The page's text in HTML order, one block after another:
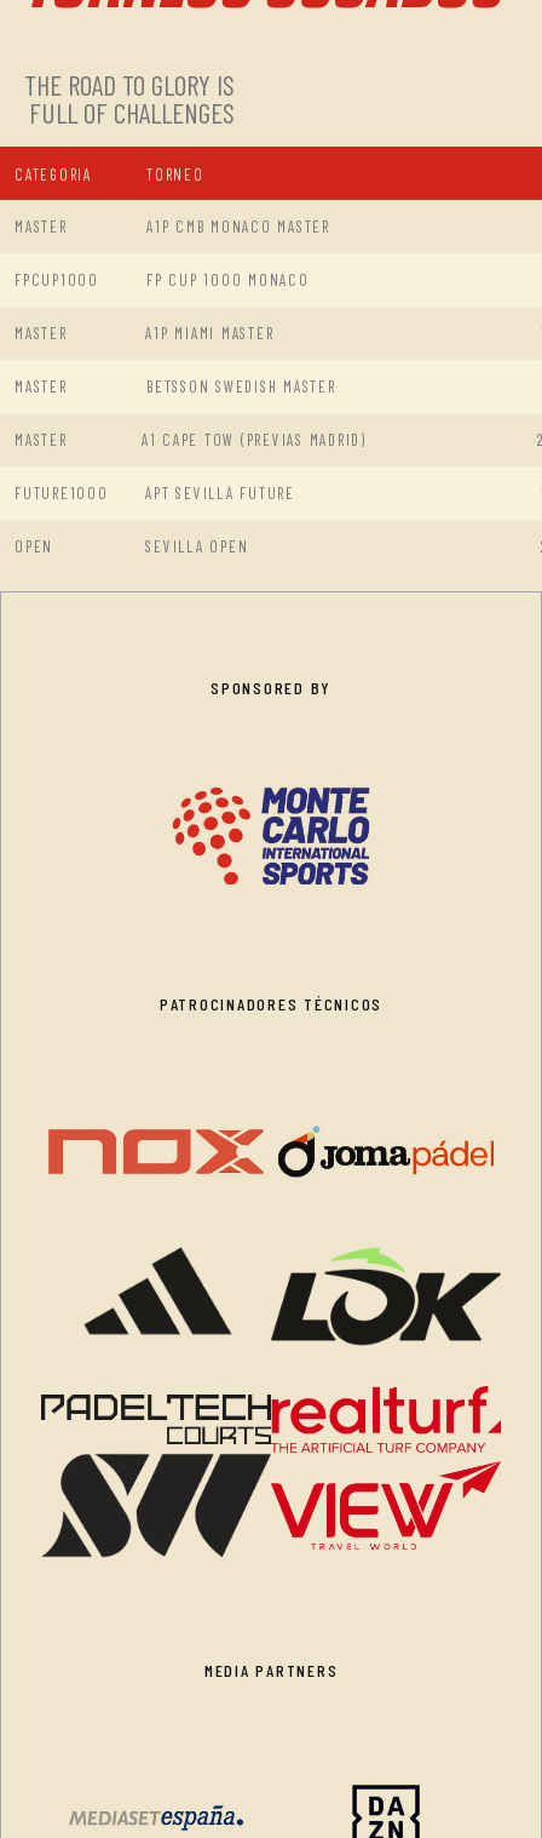
THE ROAD TO GLORY IS
FULL OF CHALLENGES
CATEGORIA TORNEO
MASTER A1P CMB MONACO MASTER
FPCUP1000 FP CUP 1000 MONACO
MASTER A1P MIAMI MASTER
MASTER BETSSON SWEDISH MASTER
MASTER A1 CAPE TOW (PREVIAS MADRID)
FUTURE1000 APT SEVILLA FUTURE
OPEN SEVILLA OPEN
SPONSORED BY
PATROCINADORES TÉCNICOS
MEDIA PARTNERS